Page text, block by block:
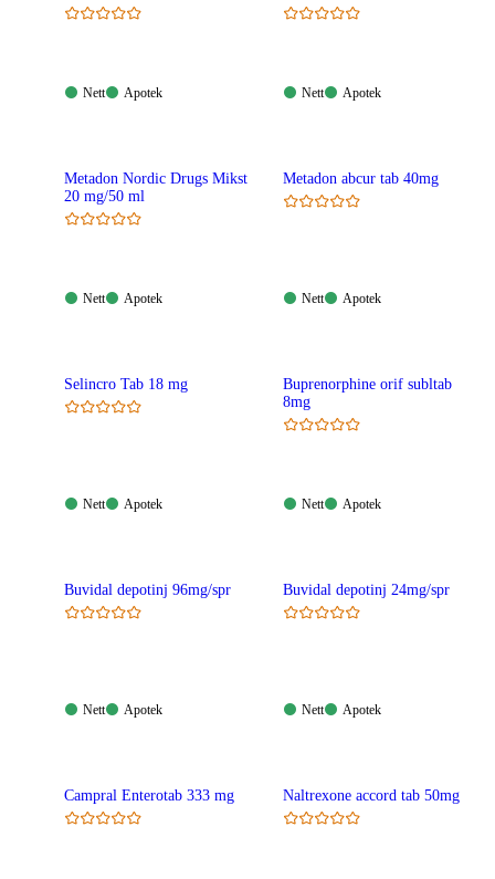
Nett:
Nett
Apotek:
Apotek
Nett:
Nett
Apotek:
Apotek
Metadon Nordic Drugs Mikst
20 mg/50 ml
Nett:
Nett
Apotek:
Apotek
Metadon abcur tab 40mg
Nett:
Nett
Apotek:
Apotek
Selincro Tab 18 mg
Nett:
Nett
Apotek:
Apotek
Buprenorphine orif subltab
8mg
Nett:
Nett
Apotek:
Apotek
Buvidal depotinj 96mg/spr
Nett:
Nett
Apotek:
Apotek
Buvidal depotinj 24mg/spr
Nett:
Nett
Apotek:
Apotek
Campral Enterotab 333 mg Naltrexone accord tab 50mg